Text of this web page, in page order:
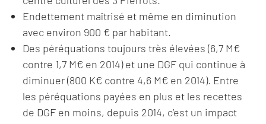
Endettement maîtrisé et même en diminution
avec environ 900 € par habitant.
Des péréquations toujours très élevées (6,7 M€
contre 1,7 M€ en 2014) et une DGF qui continue à
diminuer (800 K€ contre 4,6 M€ en 2014). Entre
les péréquations payées en plus et les recettes
de DGF en moins, depuis 2014, c’est un impact